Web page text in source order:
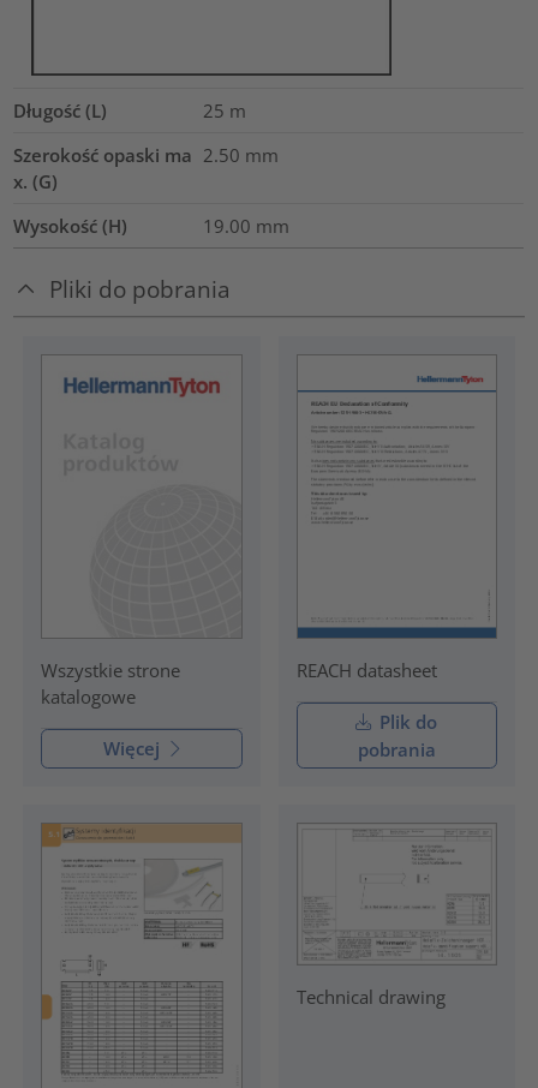
Długość (L) 25 m
Szerokość opaski ma
x. (G)
2.50 mm
Wysokość (H) 19.00 mm
Pliki do pobrania
Wszystkie strone
katalogowe
Więcej
REACH datasheet
Plik do
pobrania
Technical drawing